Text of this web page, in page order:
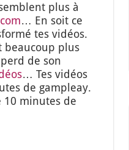
plus à
… En soit ce
tes vidéos.
beau­coup plus
de son
… Tes vidéos
de gam­pleay.
10 minutes de